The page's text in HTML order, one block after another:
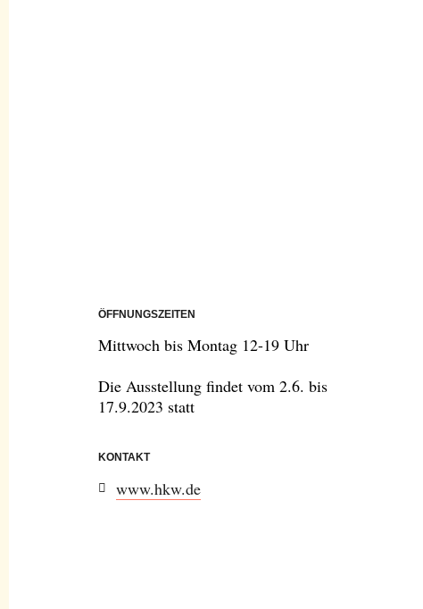
ÖFFNUNGSZEITEN
Mittwoch bis Montag 12-19 Uhr
Die Ausstellung findet vom 2.6. bis
17.9.2023 statt
KONTAKT
www.hkw.de